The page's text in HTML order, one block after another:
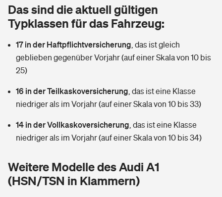
Tools
Wer versichert was: Jetzt Versicherer finden
Sie haben Fragen?
Glasversicherung
Mietkautionsversicherung
Restkreditversicherung
Hochwasser-Check: Wie gefährdet ist Ihr Haus?
Kinderunfall­ver­si­che­rung
Kinderinvalidität
Hundehalter-Haftpflicht
Private Cyberversicherung
Dread-Disease-Versicherung
Tierkrankenversicherung
Zur Übersicht
Tools
Wer versichert was: Jetzt Versicherer finden
Sie haben Fragen?
Rentenrechner: Wie viel Geld bekomme ich im Alter?
Das sind die aktuell gültigen
Typklassen für das Fahrzeug:
17 in der Haftpflichtversicherung das ist gleich
geblieben gegenüber Vorjahr (auf einer Skala von 10 bis
25)
16 in der Teilkaskoversicherung das ist eine Klasse
niedriger als im Vorjahr (auf einer Skala von 10 bis 33)
14 in der Vollkaskoversicherung das ist eine Klasse
niedriger als im Vorjahr (auf einer Skala von 10 bis 34)
Weitere Modelle des Audi A1
(HSN/TSN in Klammern)